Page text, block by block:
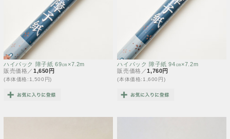
ハイパック 障子紙 69㎝×7.2m
販売価格／1,650円
(本体価格:1,500円)
ハイパック 障子紙 94㎝×7.2m
販売価格／1,760円
(本体価格:1,600円)